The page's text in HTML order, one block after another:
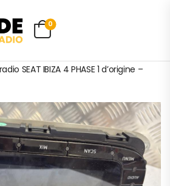
0
SEAT IBIZA 4 PHASE 1 d’origine –